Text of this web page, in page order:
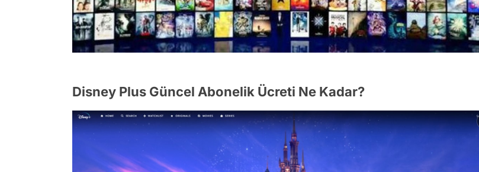
Disney Plus Güncel Abonelik Ücreti Ne Kadar?